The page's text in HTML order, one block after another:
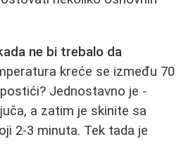
ne bi trebalo da
kreće se između 70
Jednostavno je -
a zatim je skinite sa
2-3 minuta. Tek tada je